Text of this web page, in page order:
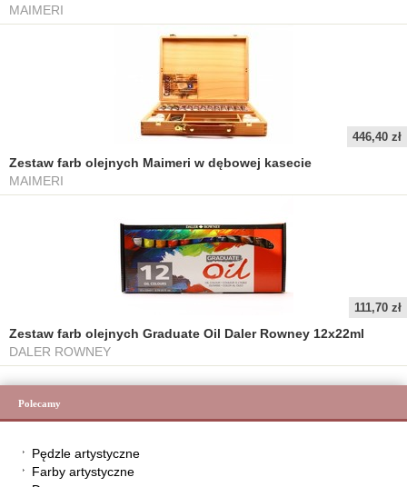
MAIMERI
446,40 zł
Zestaw farb olejnych Maimeri w dębowej kasecie
MAIMERI
111,70 zł
Zestaw farb olejnych Graduate Oil Daler Rowney 12x22ml
DALER ROWNEY
Polecamy
Pędzle artystyczne
Farby artystyczne